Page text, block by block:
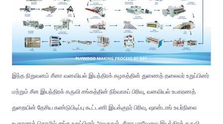
இந்த நிறுவனம் சீனா வனவியல் இயந்திரக் கழகத்தின் துணைத் தலைவர் உறுப்பினர்
மற்றும் சீன இயந்திரக் கருவி சங்கத்தின் நிர்வாகப் பிரிவு, வனவியல் உபகரணத்
துறையின் தேசிய கண்டுபிடிப்பு கூட்டணி இயக்குநர் பிரிவு, ஷான்டாங் உயர்நிலை